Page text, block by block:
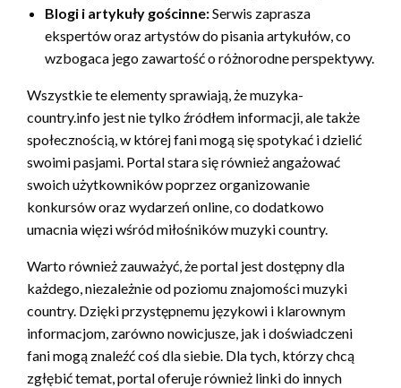
Blogi i artykuły gościnne:Serwis zaprasza
ekspertów oraz artystów do pisania artykułów, co
wzbogaca jego zawartość o różnorodne perspektywy.
Wszystkie te elementy sprawiają, że muzyka-
country.info jest nie tylko źródłem informacji, ale także
społecznością, w której fani mogą się spotykać i dzielić
swoimi pasjami. Portal stara się również angażować
swoich użytkowników poprzez organizowanie
konkursów oraz wydarzeń online, co dodatkowo
umacnia więzi wśród miłośników muzyki country.
Warto również zauważyć, że portal jest dostępny dla
każdego, niezależnie od poziomu znajomości muzyki
country. Dzięki przystępnemu językowi i klarownym
informacjom, zarówno nowicjusze, jak i doświadczeni
fani mogą znaleźć coś dla siebie. Dla tych, którzy chcą
zgłębić temat, portal oferuje również linki do innych